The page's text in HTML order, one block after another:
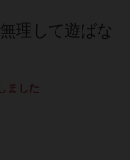
理して遊ばな
ました